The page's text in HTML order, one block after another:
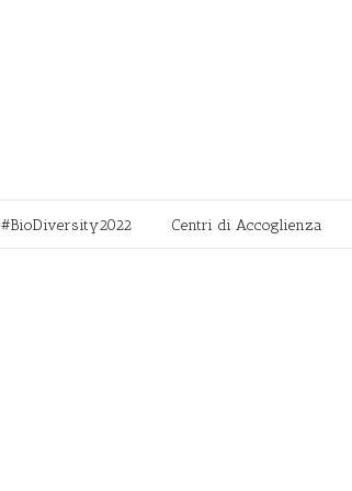
#BioDiversity2022 Centri di Accoglienza